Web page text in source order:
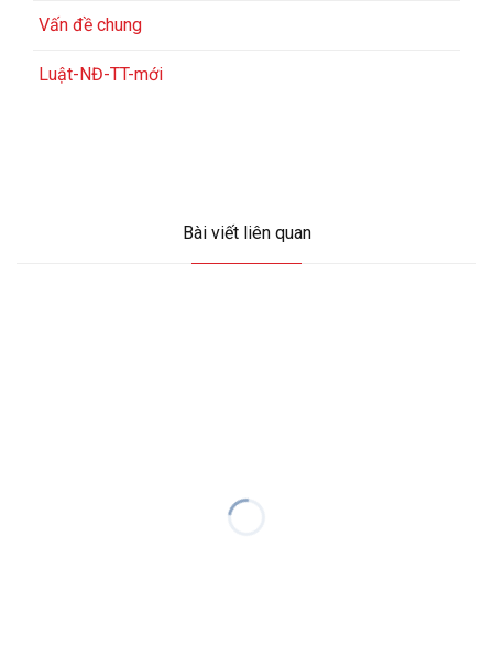
Vấn đề chung
Luật-NĐ-TT-mới
Bài viết liên quan